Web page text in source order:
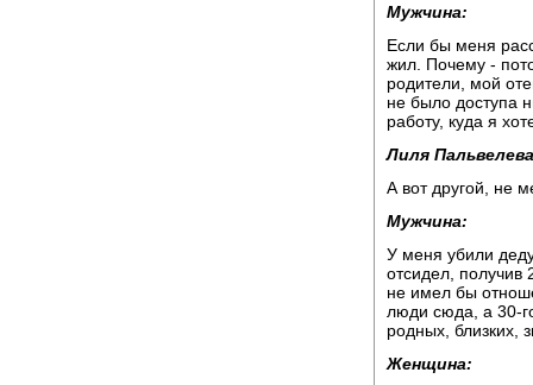
Мужчина:
Если бы меня
жил. Почему -
родители, мой
не было доступа
работу, куда я
Лиля
А вот другой, не
Мужчина:
У меня убили
отсидел, получив
не имел бы
люди сюда, а 30-
родных, близких,
Женщина: